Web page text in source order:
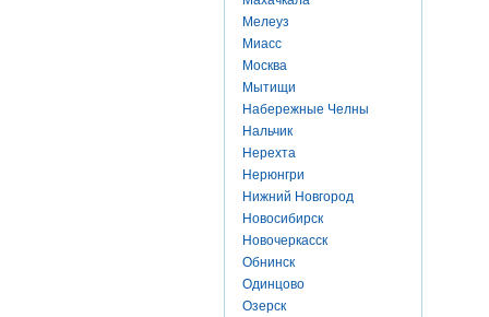
Мелеуз
Миасс
Москва
Мытищи
Набережные Челны
Нальчик
Нерехта
Нерюнгри
Нижний Новгород
Новосибирск
Новочеркасск
Обнинск
Одинцово
Озерск